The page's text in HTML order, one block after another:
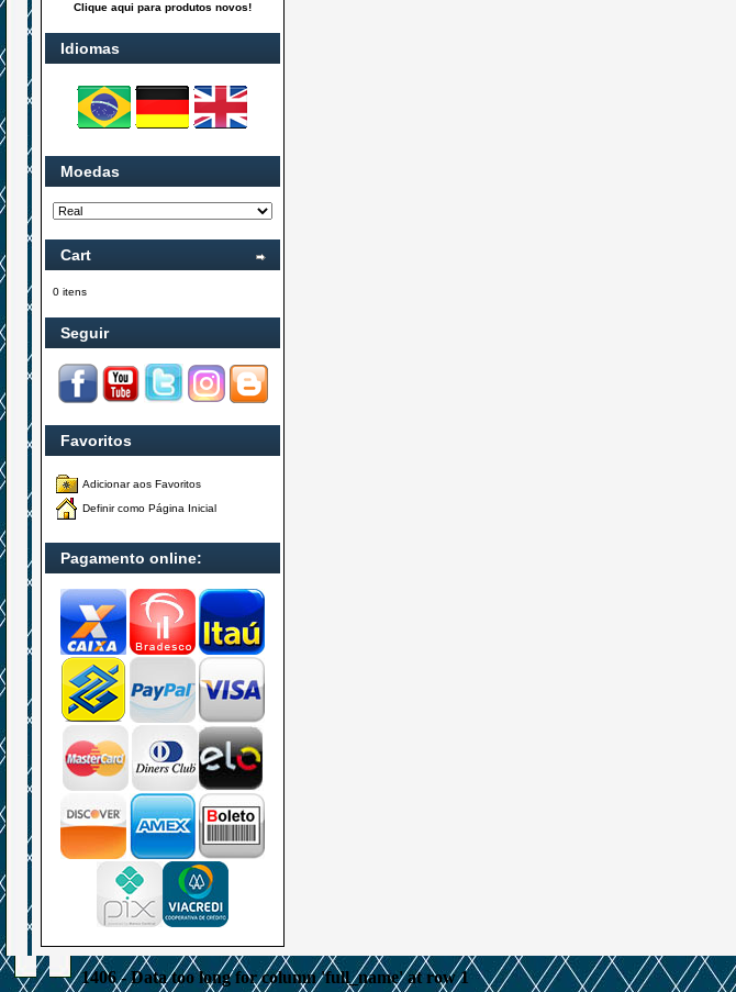
Clique aqui para produtos novos!
Idiomas
Moedas
Cart
0 itens
Seguir
Favoritos
Adicionar aos Favoritos
Definir como Página Inicial
Pagamento online:
1406 - Data too long for column 'full_name' at row 1